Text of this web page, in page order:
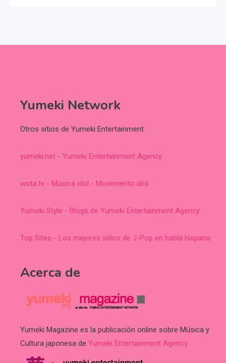
Yumeki Network
Otros sitios de Yumeki Entertainment:
yumeki.net - Yumeki Entertainment Agency
wota.tv - Música idol - Movimiento idol
Yumeki Style - Blogs de Yumeki Entertainment Agency
Top Sites - Los mejores sitios de J-Pop en habla hispana
Acerca de
Yumeki Magazine es la publicación online sobre Música y
Cultura japonesa de Yumeki Entertainment Agency.